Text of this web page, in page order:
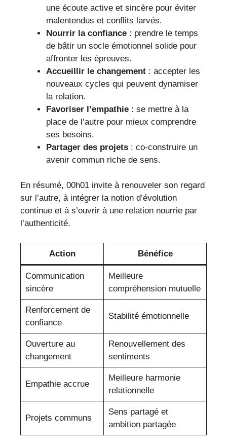
une écoute active et sincère pour éviter
malentendus et conflits larvés.
Nourrir la confiance : prendre le temps
de bâtir un socle émotionnel solide pour
affronter les épreuves.
Accueillir le changement : accepter les
nouveaux cycles qui peuvent dynamiser
la relation.
Favoriser l’empathie : se mettre à la
place de l’autre pour mieux comprendre
ses besoins.
Partager des projets : co-construire un
avenir commun riche de sens.
En résumé, 00h01 invite à renouveler son regard
sur l’autre, à intégrer la notion d’évolution
continue et à s’ouvrir à une relation nourrie par
l’authenticité.
Action Bénéfice
Communication
sincère
Meilleure
compréhension mutuelle
Renforcement de
confiance
Stabilité émotionnelle
Ouverture au
changement
Renouvellement des
sentiments
Empathie accrue
Meilleure harmonie
relationnelle
Projets communs
Sens partagé et
ambition partagée